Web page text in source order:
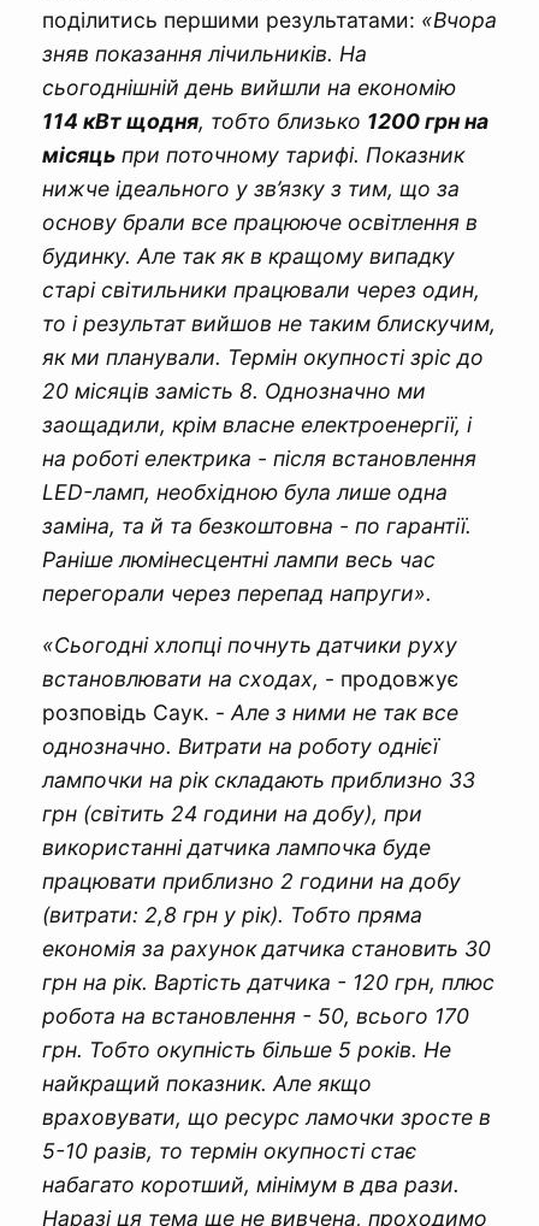
поділитись першими результатами: «Вчора
зняв показання лічильників. На
сьогоднішній день вийшли на економію
114 кВт щодня, тобто близько 1200 грн на
місяць при поточному тарифі. Показник
нижче ідеального у зв’язку з тим, що за
основу брали все працююче освітлення в
будинку. Але так як в кращому випадку
старі світильники працювали через один,
то і результат вийшов не таким блискучим,
як ми планували. Термін окупності зріс до
20 місяців замість 8. Однозначно ми
заощадили, крім власне електроенергії, і
на роботі електрика - після встановлення
LED-ламп, необхідною була лише одна
заміна, та й та безкоштовна - по гарантії.
Раніше люмінесцентні лампи весь час
перегорали через перепад напруги».
«​Сьогодні хлопці почнуть датчики руху
встановлювати на сходах, - продовжує
розповідь Саук. - Але з ними не так все
однозначно. Витрати на роботу однієї
лампочки на рік складають приблизно 33
грн (світить 24 години на добу), при
використанні датчика лампочка буде
працювати приблизно 2 години на добу
(витрати: 2,8 грн у рік). Тобто пряма
економія за рахунок датчика становить 30
грн на рік. Вартість датчика - 120 грн, плюс
робота на встановлення - 50, всього 170
грн. Тобто окупність більше 5 років. Не
найкращий показник. Але якщо
враховувати, що ресурс ламочки зросте в
5-10 разів, то термін окупності стає
набагато коротший, мінімум в два рази.
Наразі ця тема ще не вивчена, проходимо